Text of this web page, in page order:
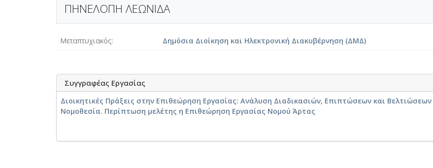
ΠΗΝΕΛΟΠΗ ΛΕΩΝΙΔΑ
Μεταπτυχιακός Δημόσια Διοίκηση και Ηλεκτρονική Διακυβέρνηση (ΔΜΔ)
Συγγραφέας Εργασίας
Διοικητικές Πράξεις στην Επιθεώρηση Εργασίας: Ανάλυση Διαδικασιών, Επιπτώσεων και
Νομοθεσία. Περίπτωση μελέτης η Επιθεώρηση Εργασίας Νομού Άρτας